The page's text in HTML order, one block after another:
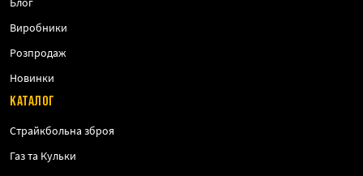
Виробники
Розпродаж
Новинки
КАТАЛОГ
Страйкбольна зброя
Газ та Кульки